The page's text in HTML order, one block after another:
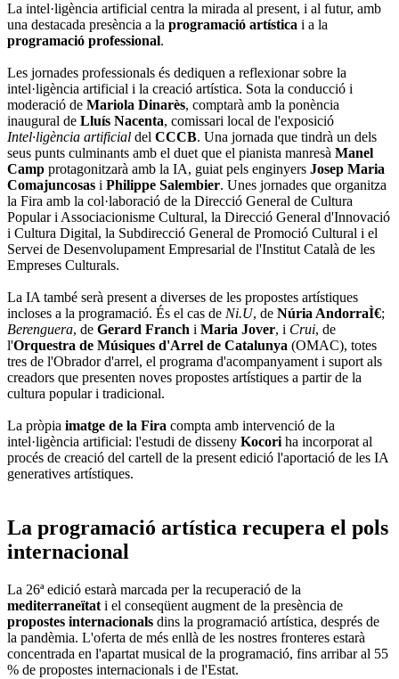
La intel·ligència artificial centra la mirada al present, i al futur, amb
una destacada presència a la programació artística i a la
programació professional.
Les jornades professionals és dediquen a reflexionar sobre la
intel·ligència artificial i la creació artística. Sota la conducció i
moderació de Mariola Dinarès, comptarà amb la ponència
inaugural de Lluís Nacenta, comissari local de l'exposició
Intel·ligència artificial del CCCB. Una jornada que tindrà un dels
seus punts culminants amb el duet que el pianista manresà Manel
Camp protagonitzarà amb la IA, guiat pels enginyers Josep Maria
Comajuncosas i Philippe Salembier. Unes jornades que organitza
la Fira amb la col·laboració de la Direcció General de Cultura
Popular i Associacionisme Cultural, la Direcció General d'Innovació
i Cultura Digital, la Subdirecció General de Promoció Cultural i el
Servei de Desenvolupament Empresarial de l'Institut Català de les
Empreses Culturals.
La IA també serà present a diverses de les propostes artístiques
incloses a la programació. És el cas de Ni.U, de Núria AndorraÌ€;
Berenguera, de Gerard Franch i Maria Jover, i Crui, de
l'Orquestra de Músiques d'Arrel de Catalunya (OMAC), totes
tres de l'Obrador d'arrel, el programa d'acompanyament i suport als
creadors que presenten noves propostes artístiques a partir de la
cultura popular i tradicional.
La pròpia imatge de la Fira compta amb intervenció de la
intel·ligència artificial: l'estudi de disseny Kocori ha incorporat al
procés de creació del cartell de la present edició l'aportació de les IA
generatives artístiques.
La programació artística recupera el pols
internacional
La 26ª edició estarà marcada per la recuperació de la
mediterraneïtat i el conseqüent augment de la presència de
propostes internacionals dins la programació artística, després de
la pandèmia. L'oferta de més enllà de les nostres fronteres estarà
concentrada en l'apartat musical de la programació, fins arribar al 55
% de propostes internacionals i de l'Estat.